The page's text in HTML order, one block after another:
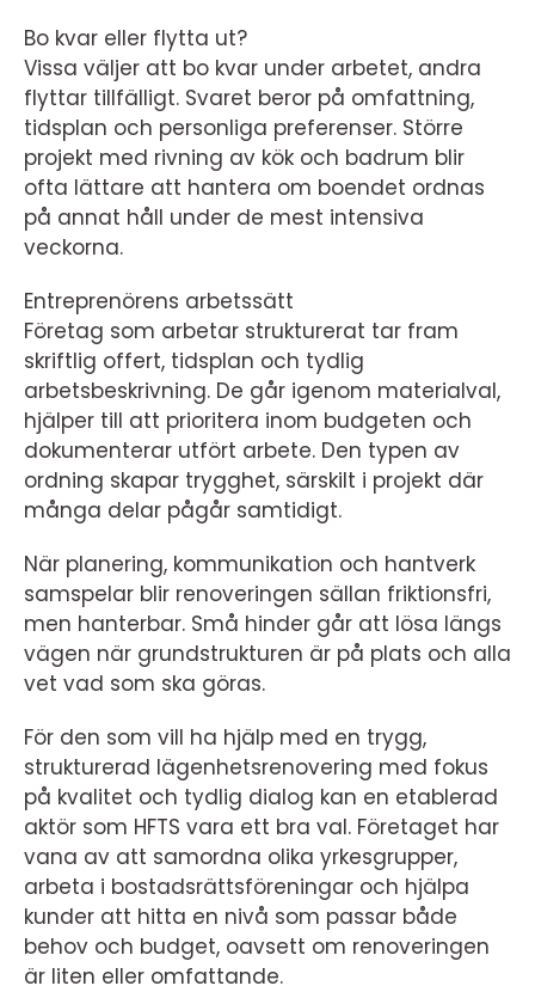
Bo kvar eller flytta ut?
Vissa väljer att bo kvar under arbetet, andra
flyttar tillfälligt. Svaret beror på omfattning,
tidsplan och personliga preferenser. Större
projekt med rivning av kök och badrum blir
ofta lättare att hantera om boendet ordnas
på annat håll under de mest intensiva
veckorna.
Entreprenörens arbetssätt
Företag som arbetar strukturerat tar fram
skriftlig offert, tidsplan och tydlig
arbetsbeskrivning. De går igenom materialval,
hjälper till att prioritera inom budgeten och
dokumenterar utfört arbete. Den typen av
ordning skapar trygghet, särskilt i projekt där
många delar pågår samtidigt.
När planering, kommunikation och hantverk
samspelar blir renoveringen sällan friktionsfri,
men hanterbar. Små hinder går att lösa längs
vägen när grundstrukturen är på plats och alla
vet vad som ska göras.
För den som vill ha hjälp med en trygg,
strukturerad lägenhetsrenovering med fokus
på kvalitet och tydlig dialog kan en etablerad
aktör som HFTS vara ett bra val. Företaget har
vana av att samordna olika yrkesgrupper,
arbeta i bostadsrättsföreningar och hjälpa
kunder att hitta en nivå som passar både
behov och budget, oavsett om renoveringen
är liten eller omfattande.